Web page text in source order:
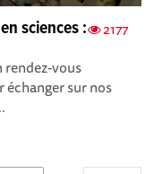
2177
sciences :
rendez-vous
sur nos